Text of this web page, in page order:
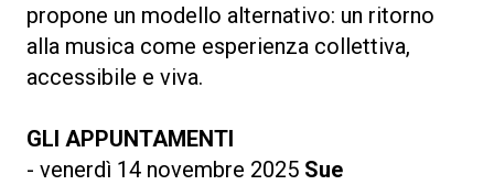
propone un modello alternativo: un ritorno
alla musica come esperienza collettiva,
accessibile e viva.
GLI APPUNTAMENTI
- venerdì 14 novembre 2025 Sue